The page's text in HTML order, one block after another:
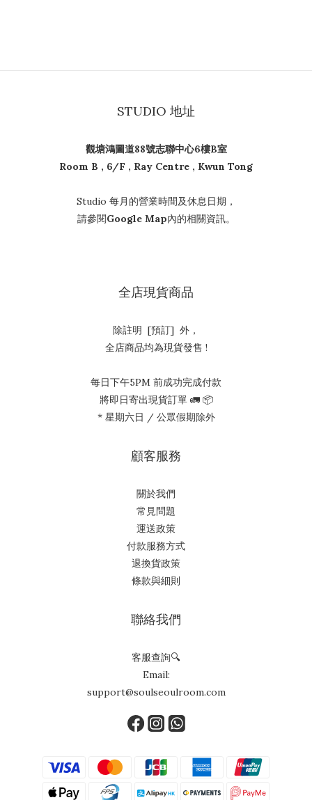
STUDIO 地址
觀塘鴻圖道88號志聯中心6樓B室
Room B , 6/F , Ray Centre , Kwun Tong
Studio 每月的營業時間及休息日期，
請參閱Google Map內的相關資訊。
全店現貨商品
除註明 [預訂] 外，
全店商品均為現貨發售 !
每日下午5PM 前成功完成付款
將即日寄出現貨訂單 🚛 📦
* 星期六日 / 公眾假期除外
顧客服務
關於我們
常見問題
運送政策
付款服務方式
退換貨政策
條款與細則
聯絡我們
客服查詢🔍
Email:
support@soulseoulroom.com